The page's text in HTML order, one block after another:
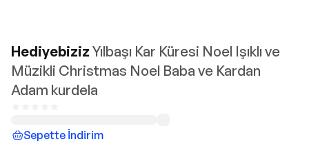
Hediyebiziz Yılbaşı Kar Küresi Noel Işıklı ve
Müzikli Christmas Noel Baba ve Kardan
Adam kurdela
Sepette İndirim